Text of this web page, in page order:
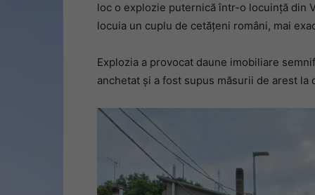
loc o explozie puternică într-o locuință din
locuia un cuplu de cetățeni români, mai
Explozia a provocat daune imobiliare
anchetat și a fost supus măsurii de arest la